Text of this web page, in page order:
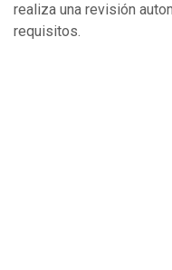
realiza una revisión
requisitos.